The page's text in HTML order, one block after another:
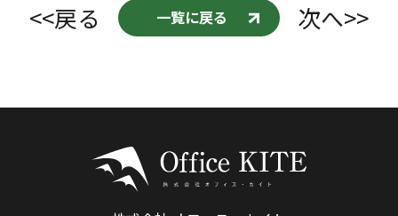
<<戻る 一覧に戻る 次へ>>